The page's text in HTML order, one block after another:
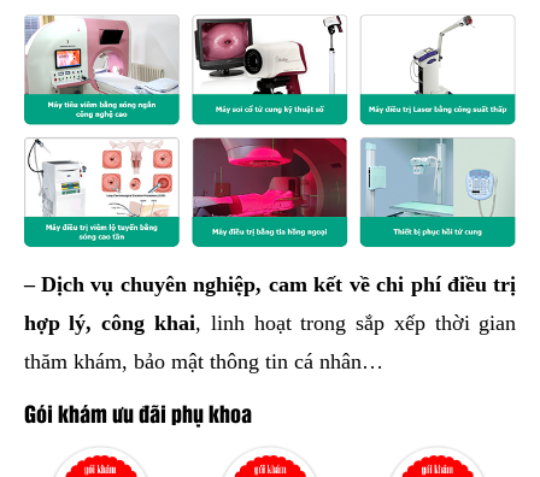
– Dịch vụ chuyên nghiệp, cam kết về chi phí điều trị
hợp lý, công khai, linh hoạt trong sắp xếp thời gian
thăm khám, bảo mật thông tin cá nhân…
Gói khám ưu đãi phụ khoa